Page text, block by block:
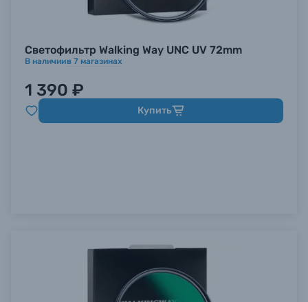
Светофильтр Walking Way UNC UV 72mm
В наличиив 7 магазинах
1 390 ₽
Купить